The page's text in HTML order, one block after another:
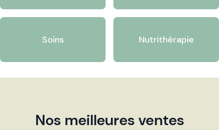
Soins Nutrithérapie
Nos meilleures ventes